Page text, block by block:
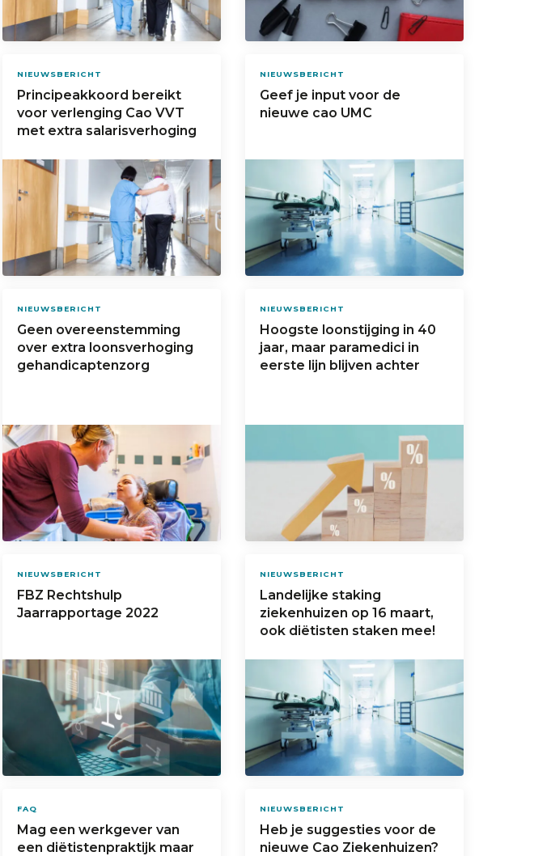
NIEUWSBERICHT
Principeakkoord bereikt
voor verlenging Cao VVT
met extra salarisverhoging
NIEUWSBERICHT
Geef je input voor de
nieuwe cao UMC
NIEUWSBERICHT
Geen overeenstemming
over extra loonsverhoging
gehandicaptenzorg
NIEUWSBERICHT
Hoogste loonstijging in 40
jaar, maar paramedici in
eerste lijn blijven achter
NIEUWSBERICHT
FBZ Rechtshulp
Jaarrapportage 2022
NIEUWSBERICHT
Landelijke staking
ziekenhuizen op 16 maart,
ook diëtisten staken mee!
FAQ
Mag een werkgever van
een diëtistenpraktijk maar
NIEUWSBERICHT
Heb je suggesties voor de
nieuwe Cao Ziekenhuizen?